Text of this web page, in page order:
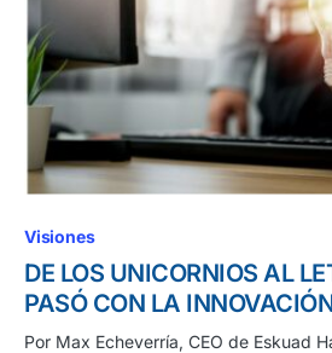
Visiones
DE LOS UNICORNIOS AL
PASÓ CON LA
Por Max Echeverría, CEO de Eskuad